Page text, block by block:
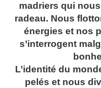
madriers qui
radeau. Nous
énergies et nos
s’interrogent
L’identité du
pelés et nous